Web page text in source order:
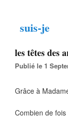
suis-je
les têtes des
Publié le 1
Grâce à
Combien de